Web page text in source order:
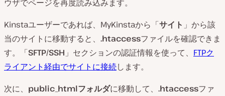
ウザでページを再度読み込みます。
Kinstaユーザーであれば、MyKinstaから「サイト 」から該
当のサイトに移動すると、 .htaccessファイルを確認できま
す。「SFTP/SSH 」セクションの認証情報を使って、 FTPク
ライアント経由でサイトに接続します。
次に、 public_htmlフォルダに移動して、 .htaccessファ